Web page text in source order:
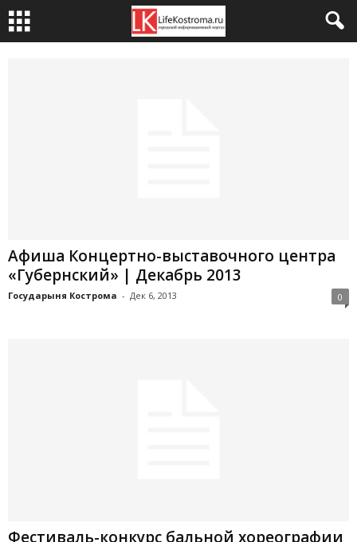
Афиша Концертно-выставочного центра
«Губернский» | Декабрь 2013
Государыня Кострома - Дек 6, 2013 0
Фестиваль-конкурс бальной хореографии